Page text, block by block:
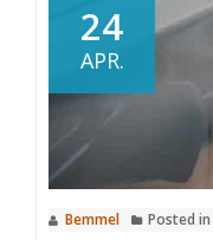
24
APR.
Bemmel Posted in